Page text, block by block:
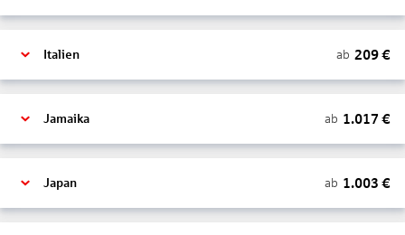
Italien ab 209€
Jamaika ab 1.017 €
Japan ab 1.003 €